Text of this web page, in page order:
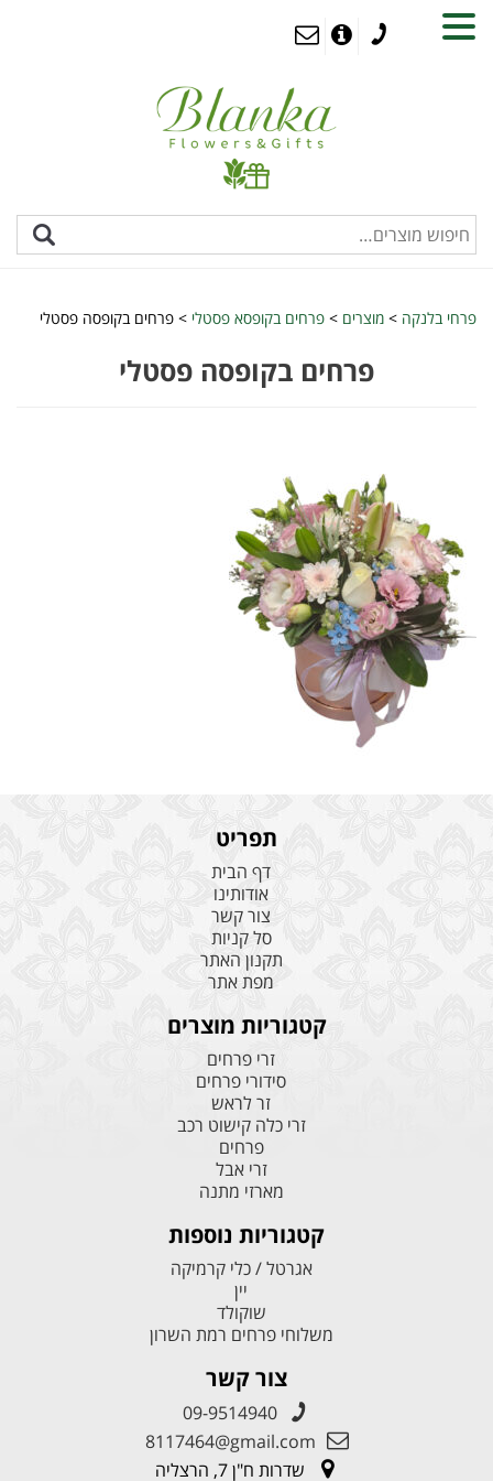
פרחי בלנקה > מוצרים > פרחים בקופסא פסטלי > פרחים בקופסה פסטלי
פרחים בקופסה פסטלי
תפריט
דף הבית
אודותינו
צור קשר
סל קניות
תקנון האתר
מפת אתר
קטגוריות מוצרים
זרי פרחים
סידורי פרחים
זר לראש
זרי כלה קישוט רכב
פרחים
זרי אבל
מארזי מתנה
קטגוריות נוספות
אגרטל / כלי קרמיקה
יין
שוקולד
משלוחי פרחים רמת השרון
צור קשר
09-9514940
8117464@gmail.com
שדרות ח"ן 7, הרצליה